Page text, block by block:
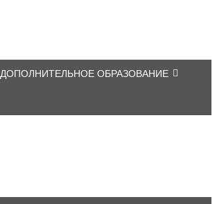
ДОПОЛНИТЕЛЬНОЕ ОБРАЗОВАНИЕ